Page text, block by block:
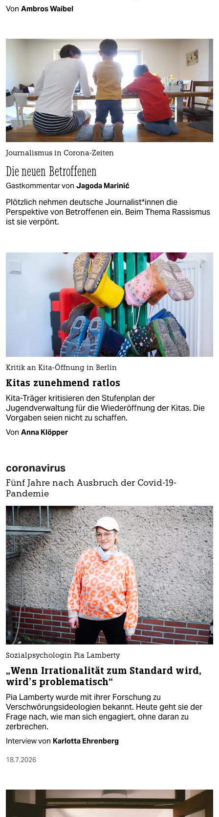
Von Ambros Waibel
Journalismus in Corona-Zeiten
Die neuen Betroffenen
Gastkommentar von Jagoda Marinić
Plötzlich nehmen deutsche Journalist*innen die
Perspektive von Betroffenen ein. Beim Thema Rassismus
ist sie verpönt.
Kritik an Kita-Öffnung in Berlin
Kitas zunehmend ratlos
Kita-Träger kritisieren den Stufenplan der
Jugendverwaltung für die Wiederöffnung der Kitas. Die
Vorgaben seien nicht zu schaffen.
Von Anna Klöpper
coronavirus
Fünf Jahre nach Ausbruch der Covid-19-
Pandemie
Sozialpsychologin Pia Lamberty
„Wenn Irrationalität zum Standard wird,
wird’s problematisch“
Pia Lamberty wurde mit ihrer Forschung zu
Verschwörungsideologien bekannt. Heute geht sie der
Frage nach, wie man sich engagiert, ohne daran zu
zerbrechen.
Interview von Karlotta Ehrenberg
18.7.2026